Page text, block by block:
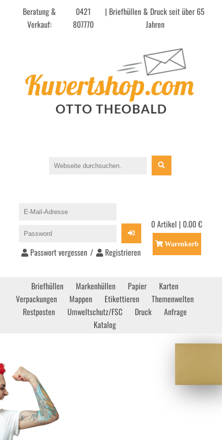
Beratung &
Verkauf:
0421
807770
| Briefhüllen & Druck seit über 65
Jahren
Passwort vergessen / Registrieren
0 Artikel | 0.00 €
Warenkorb
Briefhüllen Markenhüllen Papier
Karten
Verpackungen
Mappen Etikettieren
Themenwelten
Restposten
Umweltschutz/FSC Druck
Anfrage
Katalog